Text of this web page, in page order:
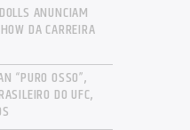
ANUNCIAM
DA CARREIRA
“PURO OSSO”,
DO UFC,